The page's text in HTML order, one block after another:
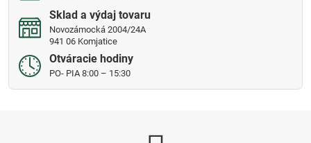
Sklad a výdaj tovaru
Novozámocká 2004/24A
941 06 Komjatice
Otváracie hodiny
PO- PIA 8:00 – 15:30